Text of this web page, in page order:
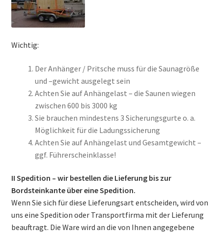
Wichtig:
Der Anhänger / Pritsche muss für die Saunagröße
und –gewicht ausgelegt sein
Achten Sie auf Anhängelast – die Saunen wiegen
zwischen 600 bis 3000 kg
Sie brauchen mindestens 3 Sicherungsgurte o. a.
Möglichkeit für die Ladungssicherung
Achten Sie auf Anhängelast und Gesamtgewicht –
ggf. Führerscheinklasse!
II Spedition – wir bestellen die Lieferung bis zur
Bordsteinkante über eine Spedition.
Wenn Sie sich für diese Lieferungsart entscheiden, wird von
uns eine Spedition oder Transportfirma mit der Lieferung
beauftragt. Die Ware wird an die von Ihnen angegebene